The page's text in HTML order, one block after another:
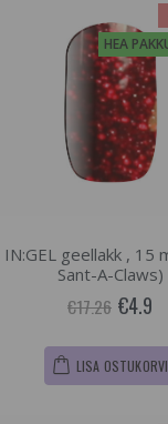
HEA
IN:GEL geellakk , 15
Sant-A-Claws)
€17.26 €4.9
LISA OSTUKORVI